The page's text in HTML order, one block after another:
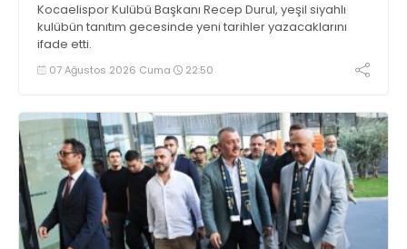
Kocaelispor Kulübü Başkanı Recep Durul, yeşil siyahlı
kulübün tanıtım gecesinde yeni tarihler yazacaklarını
ifade etti.
07 Ağustos 2026 Cuma 22:50